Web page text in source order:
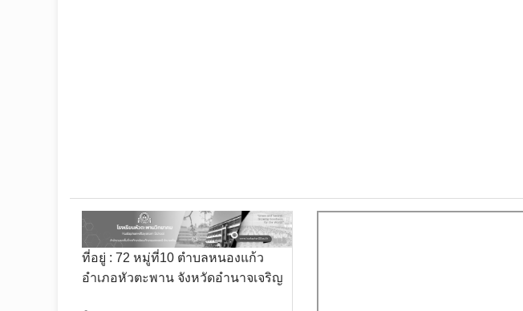
ที่อยู่ : 72 หมู่ที่10 ตำบลหนองแก้ว
อำเภอหัวตะพาน จังหวัดอำนาจเจริญ